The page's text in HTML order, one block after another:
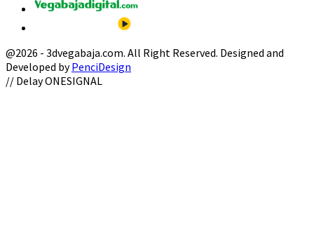
@2026 - 3dvegabaja.com. All Right Reserved. Designed and
Developed byPenciDesign
Facebook
Twitter
Instagram
Youtube
Email
// Delay ONESIGNAL